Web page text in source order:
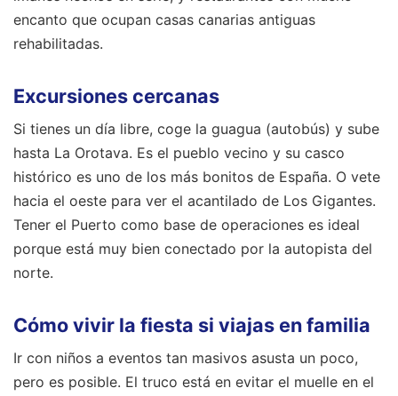
encanto que ocupan casas canarias antiguas
rehabilitadas.
Excursiones cercanas
Si tienes un día libre, coge la guagua (autobús) y sube
hasta La Orotava. Es el pueblo vecino y su casco
histórico es uno de los más bonitos de España. O vete
hacia el oeste para ver el acantilado de Los Gigantes.
Tener el Puerto como base de operaciones es ideal
porque está muy bien conectado por la autopista del
norte.
Cómo vivir la fiesta si viajas en familia
Ir con niños a eventos tan masivos asusta un poco,
pero es posible. El truco está en evitar el muelle en el